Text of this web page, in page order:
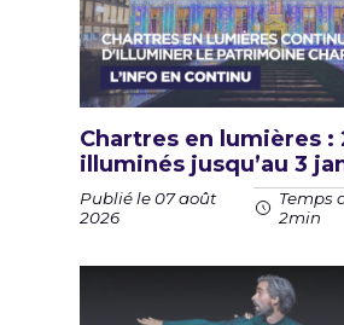
Chartres en lumières :
illuminés jusqu’au 3
Publié le 07 août
2026
Temps
2min